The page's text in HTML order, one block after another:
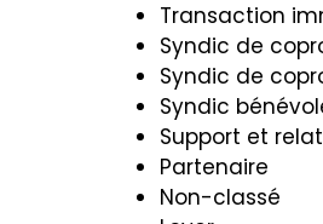
Transaction
Syndic de
Syndic de
Syndic
Support et
Partenaire
Non-classé